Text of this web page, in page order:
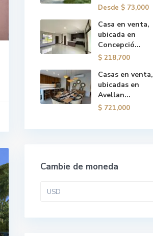
Desde $ 73,000
Casa en venta,
ubicada en
Concepció...
$ 218,700
Casas en venta,
ubicadas en
Avellan...
$ 721,000
Cambie de moneda
USD